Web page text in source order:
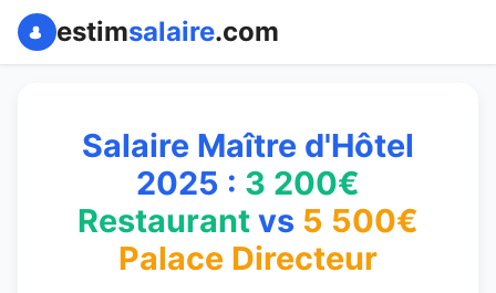
estimsalaire.com
Salaire Maître d'Hôtel
2025 : 3 200€
Restaurant vs 5 500€
Palace Directeur